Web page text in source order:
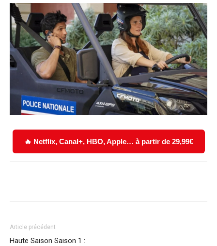
🔥 Netflix, Canal+, HBO, Apple… à partir de 29,99€
Article précédent
Haute Saison Saison 1 :